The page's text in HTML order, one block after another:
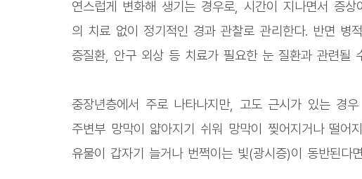
연스럽게 변화해 생기는 경우로, 시간이 지나면서 증
의 치료 없이 정기적인 경과 관찰로 관리한다. 반면 병
증질환, 안구 외상 등 치료가 필요한 눈 질환과 관련될
중장년층에서 주로 나타나지만, 고도 근시가 있는 경
주변부 망막이 얇아지기 쉬워 망막이 찢어지거나 떨
유물이 갑자기 늘거나 번쩍이는 빛(광시증)이 동반된다